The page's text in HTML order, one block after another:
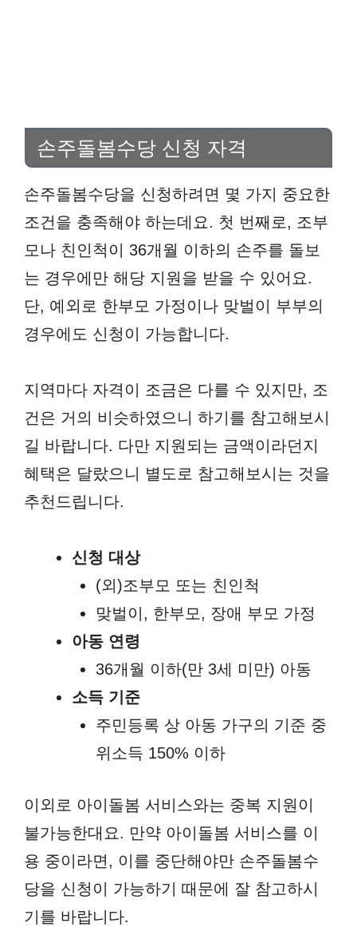
손주돌봄수당 신청 자격
손주돌봄수당을 신청하려면 몇 가지 중요한
조건을 충족해야 하는데요. 첫 번째로, 조부
모나 친인척이 36개월 이하의 손주를 돌보
는 경우에만 해당 지원을 받을 수 있어요.
단, 예외로 한부모 가정이나 맞벌이 부부의
경우에도 신청이 가능합니다.
지역마다 자격이 조금은 다를 수 있지만, 조
건은 거의 비슷하였으니 하기를 참고해보시
길 바랍니다. 다만 지원되는 금액이라던지
혜택은 달랐으니 별도로 참고해보시는 것을
추천드립니다.
신청 대상
(외)조부모 또는 친인척
맞벌이, 한부모, 장애 부모 가정
아동 연령
36개월 이하(만 3세 미만) 아동
소득 기준
주민등록 상 아동 가구의 기준 중
위소득 150% 이하
이외로 아이돌봄 서비스와는 중복 지원이
불가능한대요. 만약 아이돌봄 서비스를 이
용 중이라면, 이를 중단해야만 손주돌봄수
당을 신청이 가능하기 때문에 잘 참고하시
기를 바랍니다.